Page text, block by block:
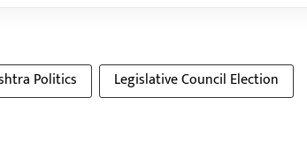
Politics
Legislative Council Election